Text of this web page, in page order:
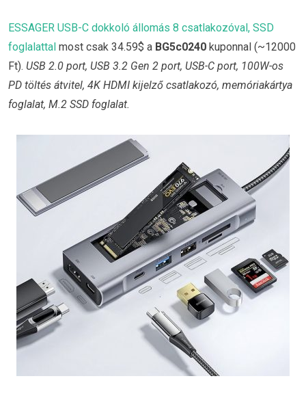
ESSAGER USB-C dokkoló állomás 8 csatlakozóval, SSD
foglalattal most csak 34.59$ a BG5c0240 kuponnal (~12000
Ft). USB 2.0 port, USB 3.2 Gen 2 port, USB-C port, 100W-os
PD töltés átvitel, 4K HDMI kijelző csatlakozó, memóriakártya
foglalat, M.2 SSD foglalat.